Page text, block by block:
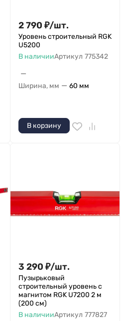
2 790 ₽/шт.
Уровень строительный RGK
U5200
В наличииАртикул 775342
—
Ширина, мм — 60 мм
В корзину
3 290 ₽/шт.
Пузырьковый
строительный уровень с
магнитом RGK U7200 2 м
(200 см)
В наличииАртикул 777827